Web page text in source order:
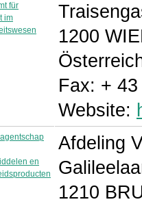
für
im
1200
Fax: +
Website:
en
Afdeling
1210